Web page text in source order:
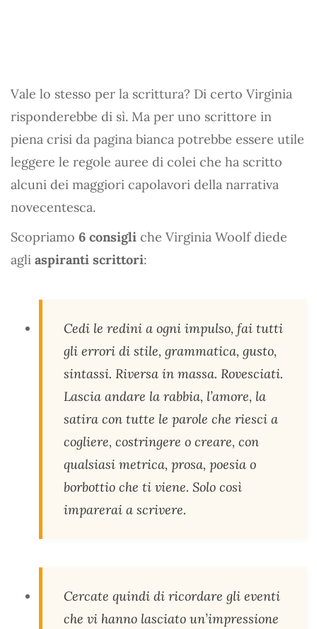
Vale lo stesso per la scrittura? Di certo Virginia
risponderebbe di sì. Ma per uno scrittore in
piena crisi da pagina bianca potrebbe essere utile
leggere le regole auree di colei che ha scritto
alcuni dei maggiori capolavori della narrativa
novecentesca.
Scopriamo 6 consigli che Virginia Woolf diede
agli aspiranti scrittori:
Cedi le redini a ogni impulso, fai tutti
gli errori di stile, grammatica, gusto,
sintassi. Riversa in massa. Rovesciati.
Lascia andare la rabbia, l’amore, la
satira con tutte le parole che riesci a
cogliere, costringere o creare, con
qualsiasi metrica, prosa, poesia o
borbottio che ti viene. Solo così
imparerai a scrivere.
Cercate quindi di ricordare gli eventi
che vi hanno lasciato un’impressione